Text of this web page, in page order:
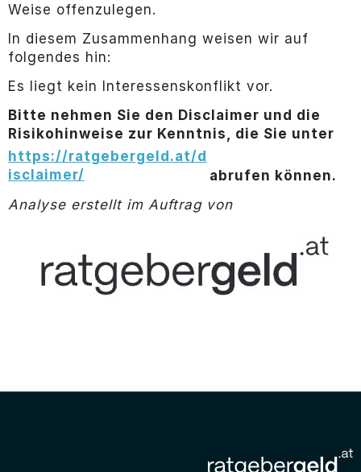
Weise offenzulegen.
In diesem Zusammenhang weisen wir auf
folgendes hin:
Es liegt kein Interessenskonflikt vor.
Bitte nehmen Sie den Disclaimer und die
Risikohinweise zur Kenntnis, die Sie unter
https://ratgebergeld.at/d
isclaimer/
abrufen können.
Analyse erstellt im Auftrag von